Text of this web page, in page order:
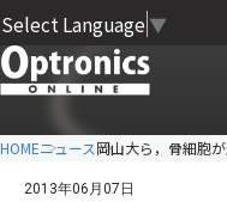
Select Language ▼
HOMEニュース岡山大ら，骨細胞
2013年06月07日